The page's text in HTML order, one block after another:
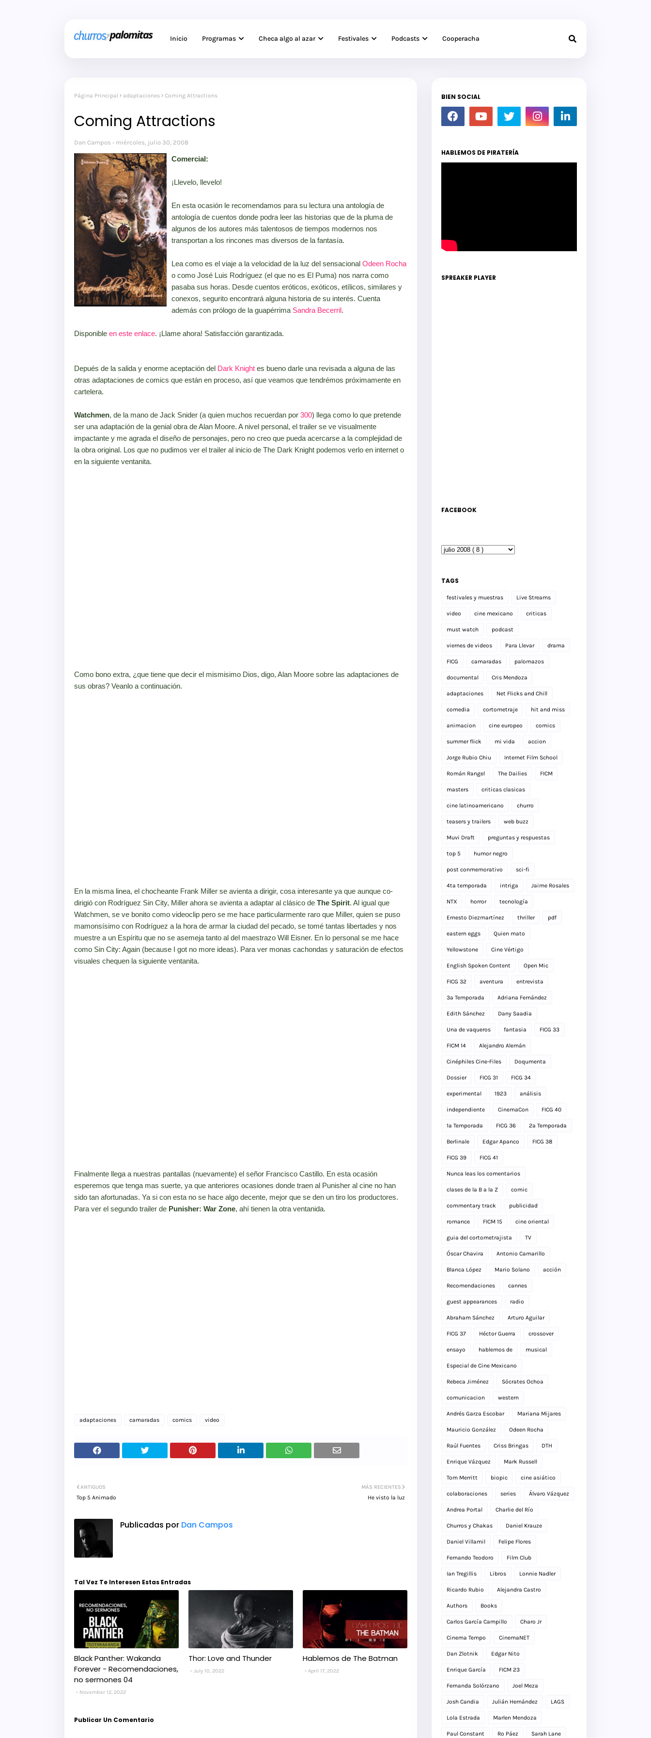
Inicio Programas Checa algo al azar Festivales Podcasts Cooperacha
Página Principal adaptaciones Coming Attractions
Coming Attractions
Dan Campos miércoles, julio 30, 2008
Comercial:
¡Llevelo, llevelo!
En esta ocasión le recomendamos para su lectura una antología de
antología de cuentos donde podra leer las historias que de la pluma de
algunos de los autores más talentosos de tiempos modernos nos
transportan a los rincones mas diversos de la fantasía.
Lea como es el viaje a la velocidad de la luz del sensacional Odeen Rocha
o como José Luis Rodríguez (el que no es El Puma) nos narra como
pasaba sus horas. Desde cuentos eróticos, exóticos, etílicos, similares y
conexos, segurito encontrará alguna historia de su interés. Cuenta
además con prólogo de la guapérrima Sandra Becerril.
Disponible en este enlace. ¡Llame ahora! Satisfacción garantizada.
Depués de la salida y enorme aceptación del Dark Knight es bueno darle una revisada a alguna de las
otras adaptaciones de comics que están en proceso, así que veamos que tendrémos próximamente en
cartelera.
Watchmen, de la mano de Jack Snider (a quien muchos recuerdan por 300) llega como lo que pretende
ser una adaptación de la genial obra de Alan Moore. A nivel personal, el trailer se ve visualmente
impactante y me agrada el diseño de personajes, pero no creo que pueda acercarse a la complejidad de
la obra original. Los que no pudimos ver el trailer al inicio de The Dark Knight podemos verlo en internet o
en la siguiente ventanita.
Como bono extra, ¿que tiene que decir el mismisimo Dios, digo, Alan Moore sobre las adaptaciones de
sus obras? Veanlo a continuación.
En la misma linea, el chocheante Frank Miller se avienta a dirigir, cosa interesante ya que aunque co-
dirigió con Rodríguez Sin City, Miller ahora se avienta a adaptar al clásico de The Spirit. Al igual que
Watchmen, se ve bonito como videoclip pero se me hace particularmente raro que Miller, quien se puso
mamonsísimo con Rodríguez a la hora de armar la ciudad del pecado, se tomé tantas libertades y nos
muestre a un Espíritu que no se asemeja tanto al del maestrazo Will Eisner. En lo personal se me hace
como Sin City: Again (because I got no more ideas). Para ver monas cachondas y saturación de efectos
visuales chequen la siguiente ventanita.
Finalmente llega a nuestras pantallas (nuevamente) el señor Francisco Castillo. En esta ocasión
esperemos que tenga mas suerte, ya que anteriores ocasiones donde traen al Punisher al cine no han
sido tan afortunadas. Ya si con esta no se hace algo decente, mejor que se den un tiro los productores.
Para ver el segundo trailer de Punisher: War Zone, ahí tienen la otra ventanida.
adaptaciones camaradas comics video
MÁS RECIENTES
He visto la luz
ANTIGUOS
Top 5 Animado
Publicadas por Dan Campos
Tal Vez Te Interesen Estas Entradas
Black Panther: Wakanda
Forever - Recomendaciones,
no sermones 04
November 12, 2022
Thor: Love and Thunder
July 10, 2022
Hablemos de The Batman
April 17, 2022
Publicar Un Comentario
BIEN SOCIAL
HABLEMOS DE PIRATERÍA
SPREAKER PLAYER
FACEBOOK
TAGS
festivales y muestras Live Streams
video cine mexicano criticas
must watch podcast
viernes de videos Para Llevar drama
FICG camaradas palomazos
documental Cris Mendoza
adaptaciones Net Flicks and Chill
comedia cortometraje hit and miss
animacion cine europeo comics
summer flick mi vida accion
Jorge Rubio Chiu Internet Film School
Román Rangel The Dailies FICM
masters criticas clasicas
cine latinoamericano churro
teasers y trailers web buzz
Muvi Draft preguntas y respuestas
top 5 humor negro
post conmemorativo sci-fi
4ta temporada intriga Jaime Rosales
NTX horror tecnología
Ernesto Diezmartínez thriller pdf
eastern eggs Quien mato
Yellowstone Cine Vértigo
English Spoken Content Open Mic
FICG 32 aventura entrevista
3a Temporada Adriana Fernández
Edith Sánchez Dany Saadia
Una de vaqueros fantasia FICG 33
FICM 14 Alejandro Alemán
Cinéphiles Cine-Files Doqumenta
Dossier FICG 31 FICG 34
experimental 1923 análisis
independiente CinemaCon FICG 40
1a Temporada FICG 36 2a Temporada
Berlinale Edgar Apanco FICG 38
FICG 39 FICG 41
Nunca leas los comentarios
clases de la B a la Z comic
commentary track publicidad
romance FICM 15 cine oriental
guia del cortometrajista TV
Óscar Chavira Antonio Camarillo
Blanca López Mario Solano acción
Recomendaciones cannes
guest appearances radio
Abraham Sánchez Arturo Aguilar
FICG 37 Héctor Guerra crossover
ensayo hablemos de musical
Especial de Cine Mexicano
Rebeca Jiménez Sócrates Ochoa
comunicacion western
Andrés Garza Escobar Mariana Mijares
Mauricio González Odeen Rocha
Raúl Fuentes Criss Bringas DTH
Enrique Vázquez Mark Russell
Tom Merritt biopic cine asiático
colaboraciones series Álvaro Vázquez
Andrea Portal Charlie del Río
Churros y Chakas Daniel Krauze
Daniel Villamil Felipe Flores
Fernando Teodoro Film Club
Ian Tregillis Libros Lonnie Nadler
Ricardo Rubio Alejandra Castro
Authors Books
Carlos García Campillo Charo Jr
Cinema Tempo CinemaNET
Dan Zlotnik Edgar Nito
Enrique García FICM 23
Fernanda Solórzano Joel Meza
Josh Candia Julián Hernández LAGS
Lola Estrada Marlen Mendoza
Paul Constant Ro Páez Sarah Lane